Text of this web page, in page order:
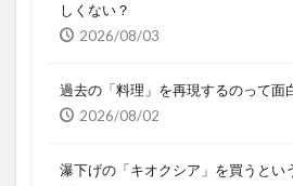
しくない？
2026/08/03
過去の「料理」を再現するのって面
2026/08/02
瀑下げの「キオクシア」を買うとい